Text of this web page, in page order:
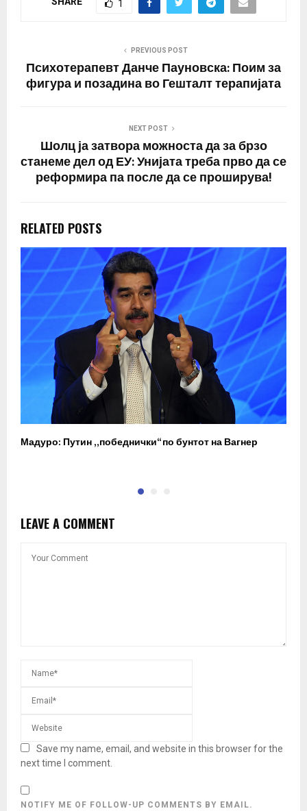
1
PREVIOUS POST
Психотерапевт Данче Пауновска: Поим за
фигура и позадина во Гешталт терапијата
NEXT POST
Шолц ја затвора можноста да за брзо
станеме дел од ЕУ: Унијата треба прво да се
реформира па после да се проширува!
RELATED POSTS
Мадуро: Путин „победнички“ по бунтот на Вагнер
LEAVE A COMMENT
Save my name, email, and website in this browser for the
next time I comment.
NOTIFY ME OF FOLLOW-UP COMMENTS BY EMAIL.